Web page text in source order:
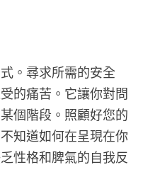
。尋求所需的安全
的痛苦。它讓你對問
個階段。照顧好您的
知道如何在呈現在你
性格和脾氣的自我反